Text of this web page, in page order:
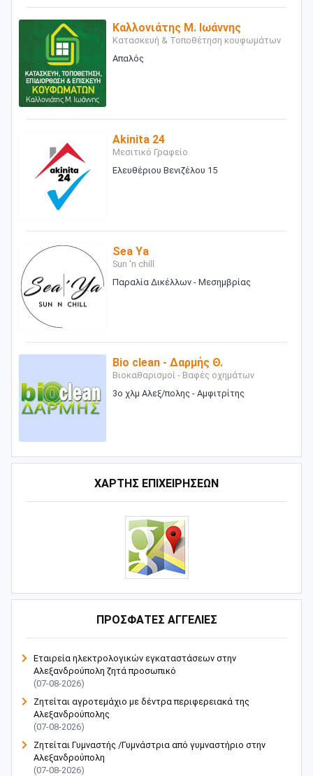
Καλλονιάτης Μ. Ιωάννης
Κατασκευή & Τοποθέτηση κουφωμάτων
Απαλός
Akinita 24
Μεσιτικό Γραφείο
Ελευθέριου Βενιζέλου 15
Sea Ya
Sun 'n chill
Παραλία Δικέλλων - Μεσημβρίας
Bio clean - Δαρμής Θ.
Βιοκαθαρισμοί - Βαφές οχημάτων
3ο χλμ Αλεξ/πολης - Αμφιτρίτης
ΧΑΡΤΗΣ ΕΠΙΧΕΙΡΗΣΕΩΝ
ΠΡΟΣΦΑΤΕΣ ΑΓΓΕΛΙΕΣ
Εταιρεία ηλεκτρολογικών εγκαταστάσεων στην
Αλεξανδρούπολη ζητά προσωπικό
(07-08-2026)
Ζητείται αγροτεμάχιο με δέντρα περιφερειακά της
Αλεξανδρούπολης
(07-08-2026)
Ζητείται Γυμναστής /Γυμνάστρια από γυμναστήριο στην
Αλεξανδρούπολη
(07-08-2026)